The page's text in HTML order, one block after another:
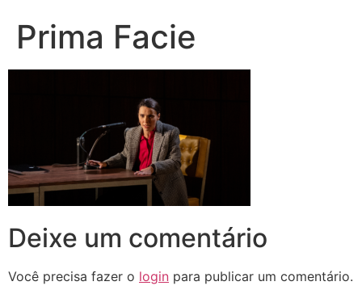
Prima Facie
Deixe um comentário
Você precisa fazer o login para publicar um comentário.